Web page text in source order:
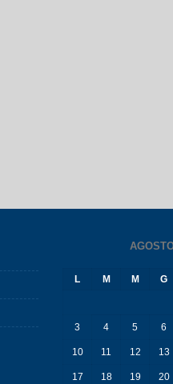
L M M G
3 4 5 6
10 11 12 13
17 18 19 20